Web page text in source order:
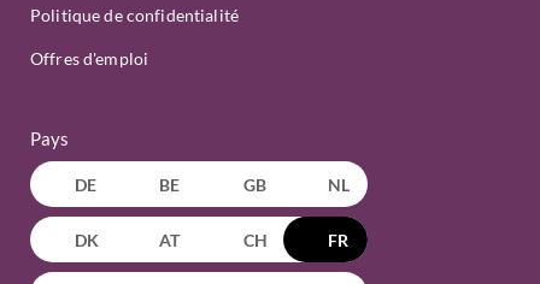
Politique de confidentialité
Offres d'emploi
Pays
DE BE GB NL
DK AT CH FR